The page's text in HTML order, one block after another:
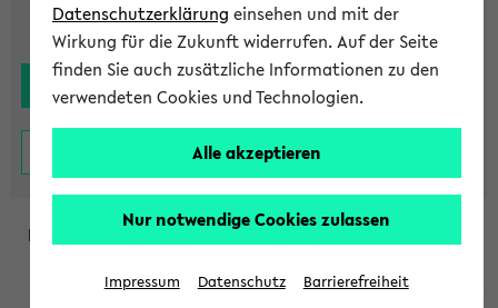
Datenschutzerklärung einsehen und mit der
Wirkung für die Zukunft widerrufen. Auf der Seite
finden Sie auch zusätzliche Informationen zu den
verwendeten Cookies und Technologien.
Alle akzeptieren
Nur notwendige Cookies zulassen
Impressum Datenschutz Barrierefreiheit